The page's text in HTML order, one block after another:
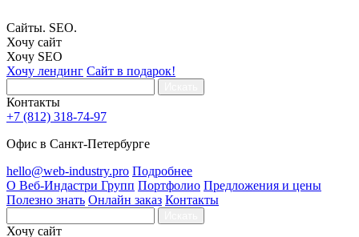
Сайты. SEO.
Хочу сайт
Хочу SEO
Хочу лендинг Сайт в подарок!
Контакты
+7 (812) 318-74-97
Офис в Санкт-Петербурге
hello@web-industry.pro Подробнее
О Веб-Индастри Групп Портфолио Предложения и цены
Полезно знать Онлайн заказ Контакты
Хочу сайт